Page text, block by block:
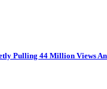
Pulling 44 Million Views